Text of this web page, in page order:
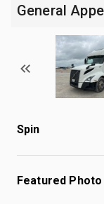
General
Spin
Featured Photo